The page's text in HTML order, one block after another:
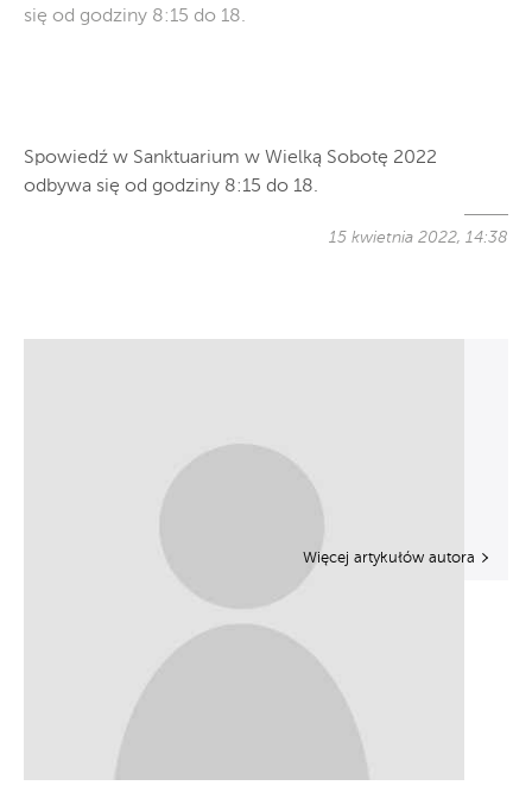
się od godziny 8:15 do 18.
Spowiedź w Sanktuarium w Wielką Sobotę 2022
odbywa się od godziny 8:15 do 18.
15 kwietnia 2022, 14:38
Więcej artykułów autora